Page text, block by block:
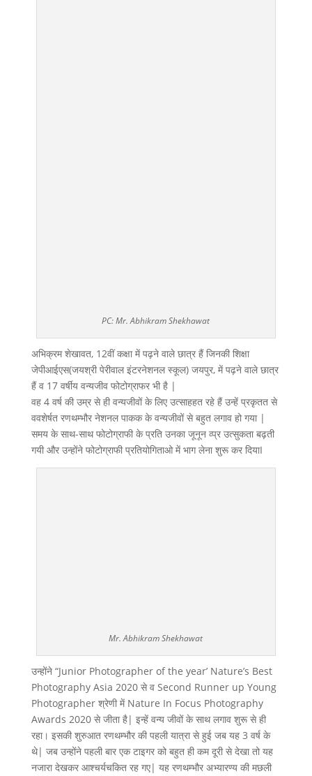
PC: Mr. Abhikram Shekhawat
अभिक्रम शेखावत, 12वीं कक्षा में पढ़ने वाले छात्र हैं जिनकी शिक्षा
जेपीआईएस(जयश्री पेरीवाल इंटरनेशनल स्कूल) जयपुर, में पढ़ने वाले छात्र
हैं व 17 वर्षीय वन्यजीव फोटोग्राफर भी है |
वह 4 वर्ष की उम्र से ही वन्यजीवों के लिए उत्साहहत रहे हैं उन्हें प्रकृतत से
ववशेर्षत रणथम्भौर नेशनल पाकक के वन्यजीवों से बहुत लगाव हो गया |
समय के साथ-साथ फोटोग्राफी के प्रति उनका जूनून व्प्र उत्सुकता बढ़ती
गयी और उन्होंने फोटोग्राफी प्रतियोगिताओ में भाग लेना शुरू कर दियाI
Mr. Abhikram Shekhawat
उन्होंने “Junior Photographer of the year’ Nature’s Best
Photography Asia 2020 से व Second Runner up Young
Photographer श्रेणी में Nature In Focus Photography
Awards 2020 से जीता है| इन्हें वन्य जीवों के साथ लगाव शुरू से ही
रहा। इसकी शुरुआत रणथम्भौर की पहली यात्रा से हुई जब यह 3 वर्ष के
थे| जब उन्होंने पहली बार एक टाइगर को बहुत ही कम दूरी से देखा तो यह
नजारा देखकर आश्चर्यचकित रह गए| यह रणथम्भौर अभ्यारण्य की मछली